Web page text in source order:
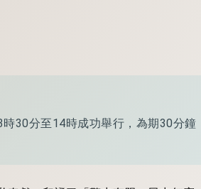
30分至14時成功舉行，為期30分鐘